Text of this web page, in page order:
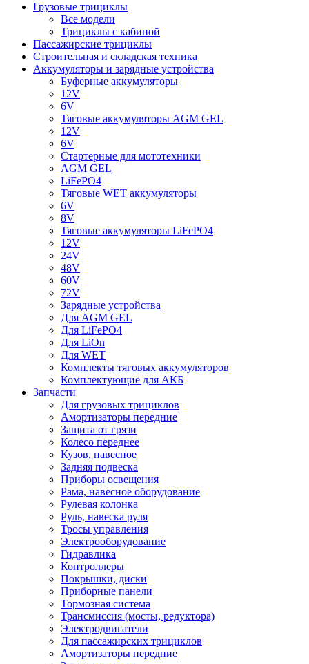
Грузовые трициклы
Все модели
Трициклы с кабиной
Пассажирские трициклы
Строительная и складская техника
Аккумуляторы и зарядные устройства
Буферные аккумуляторы
12V
6V
Тяговые аккумуляторы AGM GEL
12V
6V
Стартерные для мототехники
AGM GEL
LiFePO4
Тяговые WET аккумуляторы
6V
8V
Тяговые аккумуляторы LiFePO4
12V
24V
48V
60V
72V
Зарядные устройства
Для AGM GEL
Для LiFePO4
Для LiOn
Для WET
Комплекты тяговых аккумуляторов
Комплектующие для АКБ
Запчасти
Для грузовых трициклов
Амортизаторы передние
Защита от грязи
Колесо переднее
Кузов, навесное
Задняя подвеска
Приборы освещения
Рама, навесное оборудование
Рулевая колонка
Руль, навеска руля
Тросы управления
Электрооборудование
Гидравлика
Контроллеры
Покрышки, диски
Приборные панели
Тормозная система
Трансмиссия (мосты, редуктора)
Электродвигатели
Для пассажирских трициклов
Амортизаторы передние